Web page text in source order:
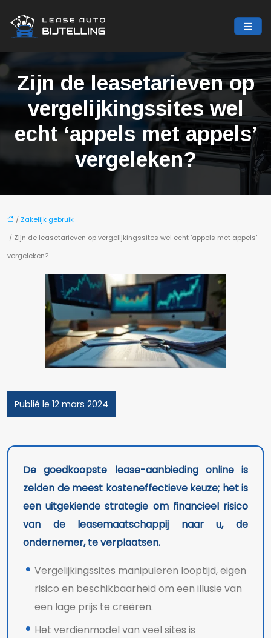
Zijn de leasetarieven op
vergelijkingssites wel
echt ‘appels met appels’
vergeleken?
/ Zakelijk gebruik
/ Zijn de leasetarieven op vergelijkingssites wel echt ‘appels met appels’
vergeleken?
Publié le 12 mars 2024
De goedkoopste lease-aanbieding online is
zelden de meest kosteneffectieve keuze; het is
een uitgekiende strategie om financieel risico
van de leasemaatschappij naar u, de
ondernemer, te verplaatsen.
Vergelijkingssites manipuleren looptijd, eigen
risico en beschikbaarheid om een illusie van
een lage prijs te creëren.
Het verdienmodel van veel sites is